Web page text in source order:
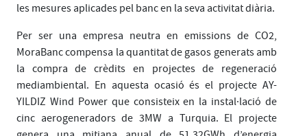
les mesures aplicades pel banc en la seva activitat diària.
Per ser una empresa neutra en emissions de CO2,
MoraBanc compensa la quantitat de gasos generats amb
la compra de crèdits en projectes de regeneració
mediambiental. En aquesta ocasió és el projecte AY-
YILDIZ Wind Power que consisteix en la instal·lació de
cinc aerogeneradors de 3MW a Turquia. El projecte